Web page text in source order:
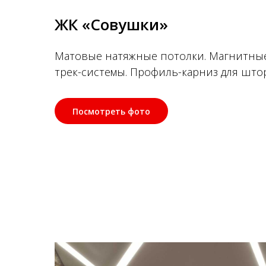
ЖК «Совушки»
Матовые натяжные потолки.
трек-системы. Профиль-карниз для
Посмотреть фото